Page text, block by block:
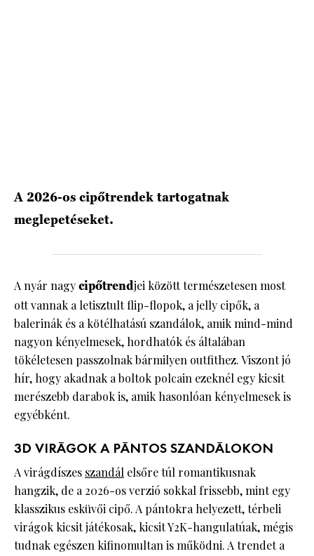
A 2026-os cipőtrendek tartogatnak
meglepetéseket.
A nyár nagycipőtrendjei között természetesen most
ott vannak a letisztult flip-flopok, a jelly cipők, a
balerinák és a kötélhatású szandálok, amik mind-mind
nagyon kényelmesek, hordhatók és általában
tökéletesen passzolnak bármilyen outfithez. Viszont jó
hír, hogy akadnak a boltok polcain ezeknél egy kicsit
merészebb darabok is, amik hasonlóan kényelmesek is
egyébként.
3D VIRÁGOK A PÁNTOS SZANDÁLOKON
A virágdíszes szandál elsőre túl romantikusnak
hangzik, de a 2026-os verzió sokkal frissebb, mint egy
klasszikus esküvői cipő. A pántokra helyezett, térbeli
virágok kicsit játékosak, kicsit Y2K-hangulatúak, mégis
tudnak egészen kifinomultan is működni. A trendet a